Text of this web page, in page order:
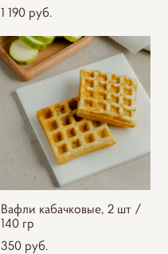
1 190 pуб.
Вафли кабачковые, 2 шт /
140 гр
350 pуб.